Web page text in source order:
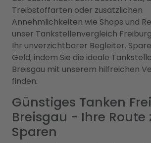
Treibstoffarten oder zusätzlichen
Annehmlichkeiten wie Shops und
unser Tankstellenvergleich
Ihr unverzichtbarer Begleiter.
Geld, indem Sie die ideale
Breisgau mit unserem hilfreichen
finden.
Günstiges Tanken
Breisgau - Ihre Route
Sparen